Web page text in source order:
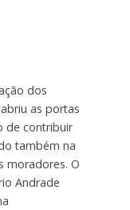
dos
as portas
de contribuir
também na
moradores. O
Andrade